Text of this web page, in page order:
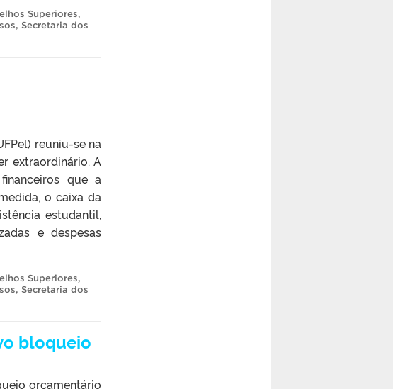
Superiores,
, Secretaria dos
reuniu-se na
extraordinário. A
que a
o caixa da
estudantil,
e despesas
Superiores,
, Secretaria dos
bloqueio
orçamentário